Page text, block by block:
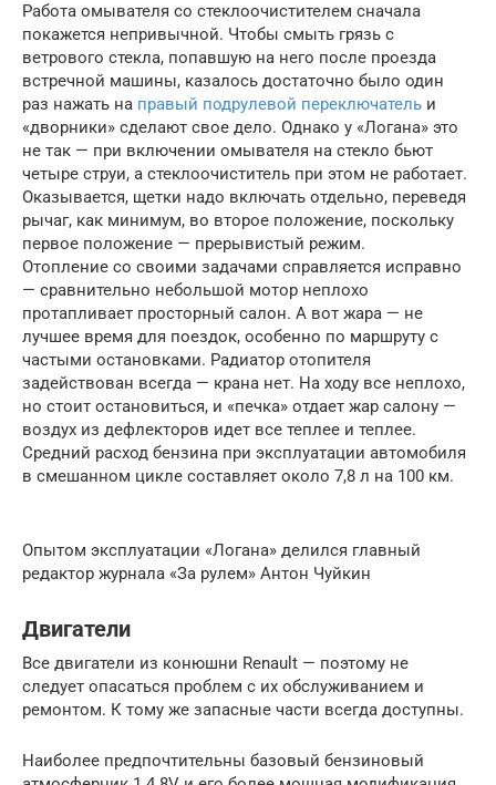
Работа омывателя со стеклоочистителем сначала
покажется непривычной. Чтобы смыть грязь с
ветрового стекла, попавшую на него после проезда
встречной машины, казалось достаточно было один
раз нажать на правый подрулевой переключатель и
«дворники» сделают свое дело. Однако у «Логана» это
не так — при включении омывателя на стекло бьют
четыре струи, а стеклоочиститель при этом не работает.
Оказывается, щетки надо включать отдельно, переведя
рычаг, как минимум, во второе положение, поскольку
первое положение — прерывистый режим.
Отопление со своими задачами справляется исправно
— сравнительно небольшой мотор неплохо
протапливает просторный салон. А вот жара — не
лучшее время для поездок, особенно по маршруту с
частыми остановками. Радиатор отопителя
задействован всегда — крана нет. На ходу все неплохо,
но стоит остановиться, и «печка» отдает жар салону —
воздух из дефлекторов идет все теплее и теплее.
Средний расход бензина при эксплуатации автомобиля
в смешанном цикле составляет около 7,8 л на 100 км.
Опытом эксплуатации «Логана» делился главный
редактор журнала «За рулем» Антон Чуйкин
Двигатели
Все двигатели из конюшни Renault — поэтому не
следует опасаться проблем с их обслуживанием и
ремонтом. К тому же запасные части всегда доступны.
Наиболее предпочтительны базовый бензиновый